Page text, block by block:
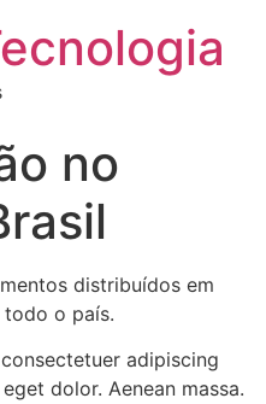
no
distribuídos em
o país.
adipiscing
dolor. Aenean massa.